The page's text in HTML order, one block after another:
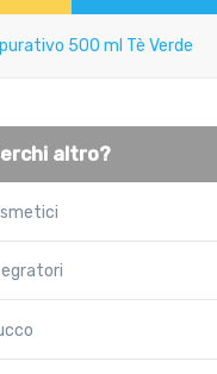
500 ml Tè Verde
altro?